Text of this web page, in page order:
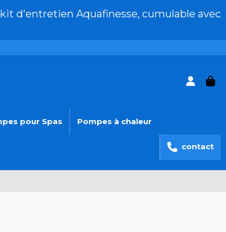
d'entretien Aquafinesse, cumulable avec
pour Spas Pompes à chaleur
contact